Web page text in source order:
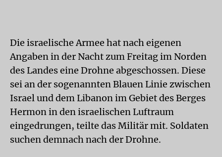
Die israelische Armee hat nach eigenen
Angaben in der Nacht zum Freitag im Norden
des Landes eine Drohne abgeschossen. Diese
sei an der sogenannten Blauen Linie zwischen
Israel und dem Libanon im Gebiet des Berges
Hermon in den israelischen Luftraum
eingedrungen, teilte das Militär mit. Soldaten
suchen demnach nach der Drohne.